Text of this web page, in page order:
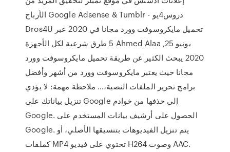
الأرباح Google Adsense & Tumblr - دروس4يو
Dros4U تحميل مايكروسوفت وورد مجانا في 2020 عبر
5 طرق شرعية لكل الأجهزة Ahmed Alaa يونيو 25,
2020 يبحث الكثير عن طريقة تحميل مايكروسوفت وورد
مجانا حيث يعتبر مايكروسوفت وورد من أشهر وأفضل
برامج تحرير الملفات النصية،… ملاحظة مهمة: لا يؤدي
تنزيل بياناتك على Google إلى حذفها من خوادم
Google. الحصول على أرشيف بيانات المستخدم على
Google. يتم تنزيل الفيديوهات بتنسيقها الأصلي، أو
كملفات MP4 تحتوي على فيديو H264 وصوت AAC.